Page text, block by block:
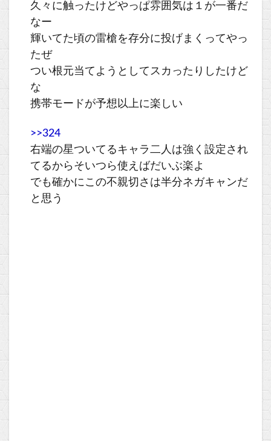
久々に触ったけどやっぱ雰囲気は１が一番だ
なー
輝いてた頃の雷槍を存分に投げまくってやっ
たぜ
つい根元当てようとしてスカったりしたけど
な
携帯モードが予想以上に楽しい
>>324
右端の星ついてるキャラ二人は強く設定され
てるからそいつら使えばだいぶ楽よ
でも確かにこの不親切さは半分ネガキャンだ
と思う